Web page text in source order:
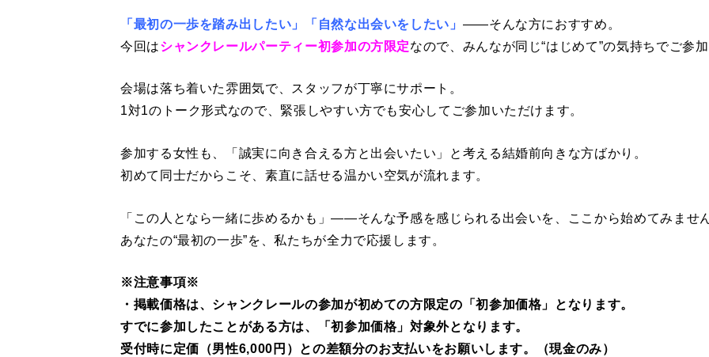
「最初の一歩を踏み出したい」「自然な出会いをしたい」 ——そんな方におすすめ。
今回はシャンクレールパーティー初参加の方限定なので、みんなが同じ“はじめて”の気持ちでご参
会場は落ち着いた雰囲気で、スタッフが丁寧にサポート。
1対1のトーク形式なので、緊張しやすい方でも安心してご参加いただけます。
参加する女性も、「誠実に向き合える方と出会いたい」と考える結婚前向きな方ばかり。
初めて同士だからこそ、素直に話せる温かい空気が流れます。
「この人となら一緒に歩めるかも」——そんな予感を感じられる出会いを、ここから始めてみませ
あなたの“最初の一歩”を、私たちが全力で応援します。
※注意事項※
・掲載価格は、シャンクレールの参加が初めての方限定の「初参加価格」となります。
すでに参加したことがある方は、「初参加価格」対象外となります。
受付時に定価（男性6,000円）との差額分のお支払いをお願いします。（現金のみ）